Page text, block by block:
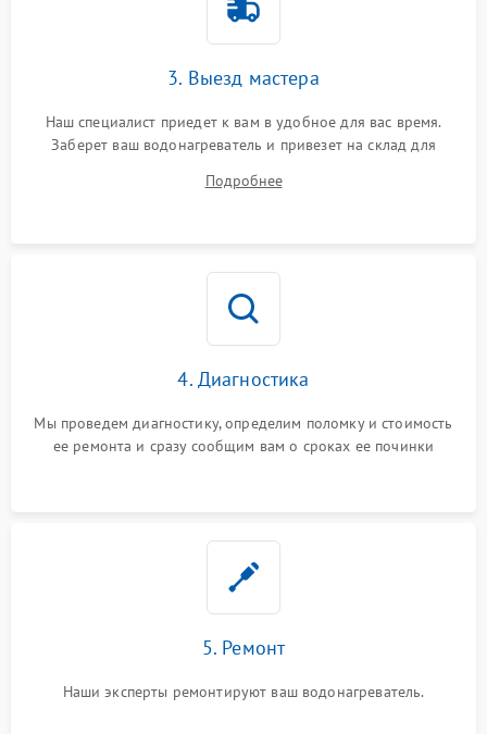
3. Выезд мастера
Наш специалист приедет к вам в удобное для вас время.
Заберет ваш водонагреватель и привезет на склад для
Подробнее
4. Диагностика
Мы проведем диагностику, определим поломку и стоимость
ее ремонта и сразу сообщим вам о сроках ее починки
5. Ремонт
Наши эксперты ремонтируют ваш водонагреватель.